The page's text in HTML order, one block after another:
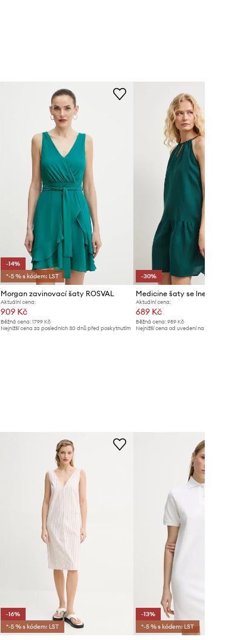
-14%
*-5 % s kódem: LST
Morgan zavinovací šaty ROSVAL
Aktuální cena:
909 Kč
Běžná cena:1799 Kč
Nejnižší cena za posledních 30 dnů před poskytnutím
-30%
Medicine šaty se lnem
Aktuální cena:
689 Kč
Běžná cena: 989 Kč
Nejnižší cena od uvedení na trh:
-16%
*-5 % s kódem: LST
-13%
*-5 % s kódem: LST